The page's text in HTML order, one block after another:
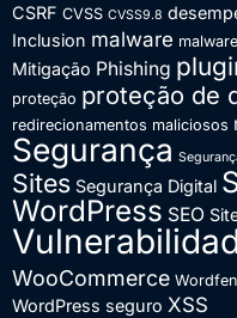
CSRF CVSS CVSS9.8
Inclusion malware
Mitigação Phishing
proteção proteção de
redirecionamentos maliciosos
Segurança
Sites Segurança Digital
WordPress SEO
WooCommerce
WordPress seguro XSS